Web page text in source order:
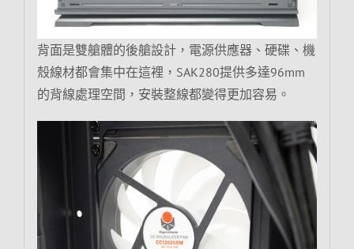
背面是雙艙體的後艙設計，電源供應器、硬碟、機
殼線材都會集中在這裡，SAK280提供多達96mm
的背線處理空間，安裝整線都變得更加容易。